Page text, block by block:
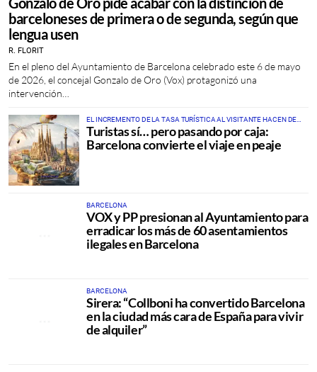
barceloneses de primera o de segunda, según que
lengua usen
R. FLORIT
En el pleno del Ayuntamiento de Barcelona celebrado este 6 de mayo
de 2026, el concejal Gonzalo de Oro (Vox) protagonizó una
intervención…
EL INCREMENTO DE LA TASA TURÍSTICA AL VISITANTE HACEN DE
BARCELONA LA CIUDAD MÁS CARA DEL MEDITERRÁNEO
Turistas sí… pero pasando por caja:
Barcelona convierte el viaje en peaje
BARCELONA
VOX y PP presionan al Ayuntamiento para
erradicar los más de 60 asentamientos
ilegales en Barcelona
BARCELONA
Sirera: “Collboni ha convertido Barcelona
en la ciudad más cara de España para vivir
de alquiler”